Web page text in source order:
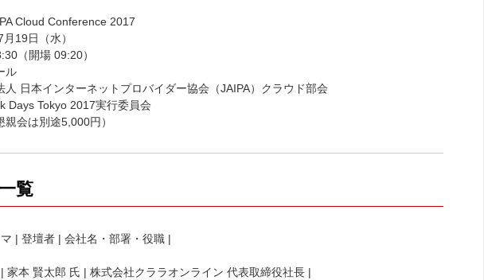
Cloud Conference 2017
19日（水）
（開場 09:20）
ル
人 日本インターネットプロバイダー協会（JAIPA）クラウド部会
Days Tokyo 2017実行委員会
親会は別途5,000円）
覧
| 登壇者 | 会社名・部署・役職 |
家本 賢太郎 氏 | 株式会社クララオンライン 代表取締役社長 |